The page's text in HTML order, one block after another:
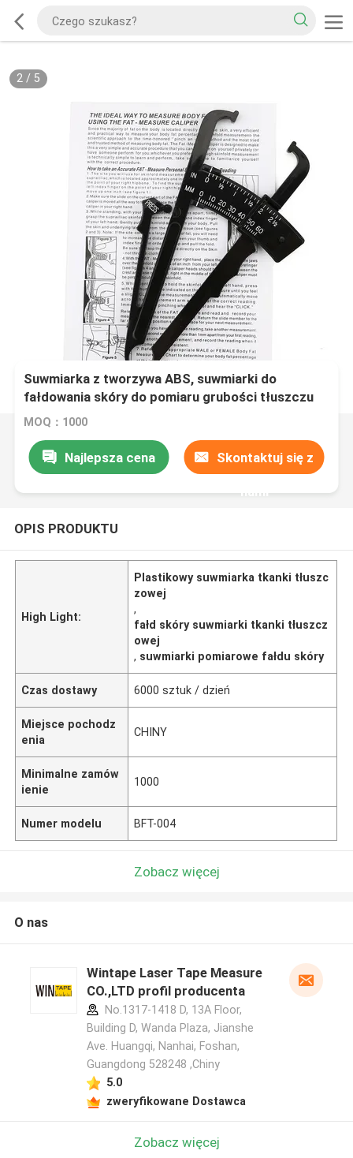
2/ 5
Suwmiarka z tworzywa ABS, suwmiarki do
fałdowania skóry do pomiaru grubości tłuszczu
MOQ：1000
Najlepsza cena Skontaktuj się z
nami
OPIS PRODUKTU
High Light:
Plastikowy suwmiarka tkanki tłuszc
zowej
,
fałd skóry suwmiarki tkanki tłuszcz
owej
, suwmiarki pomiarowe fałdu skóry
Czas dostawy 6000 sztuk / dzień
Miejsce pochodz
enia
CHINY
Minimalne zamów
ienie
1000
Numer modelu BFT-004
Zobacz więcej
O nas
Wintape Laser Tape Measure
CO.,LTD profil producenta
No.1317-1418 D, 13A Floor,
Building D, Wanda Plaza, Jianshe
Ave. Huangqi, Nanhai, Foshan,
Guangdong 528248 ,Chiny
5.0
zweryfikowane Dostawca
Zobacz więcej